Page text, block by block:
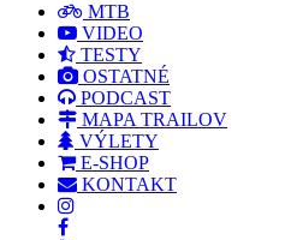
MTB
VIDEO
TESTY
OSTATNÉ
PODCAST
MAPA TRAILOV
VÝLETY
E-SHOP
KONTAKT